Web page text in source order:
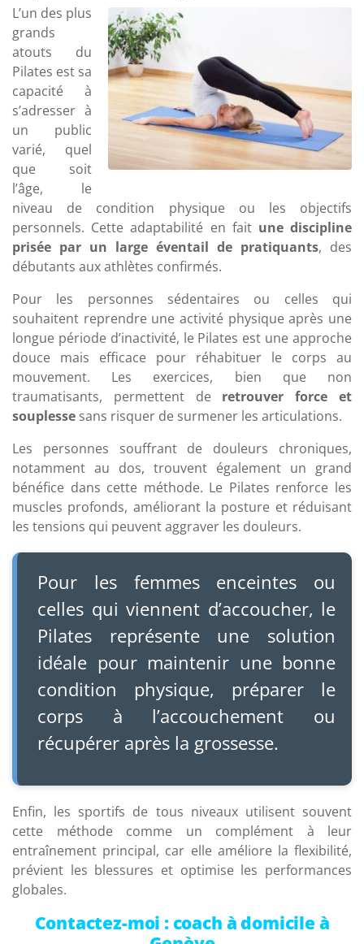
L’un des plus
grands
atouts du
Pilates est sa
capacité à
s’adresser à
un public
varié, quel
que soit
l’âge, le
niveau de condition physique ou les objectifs
personnels. Cette adaptabilité en fait une discipline
prisée par un large éventail de pratiquants, des
débutants aux athlètes confirmés.
Pour les personnes sédentaires ou celles qui
souhaitent reprendre une activité physique après une
longue période d’inactivité, le Pilates est une approche
douce mais efficace pour réhabituer le corps au
mouvement. Les exercices, bien que non
traumatisants, permettent de retrouver force et
souplesse sans risquer de surmener les articulations.
Les personnes souffrant de douleurs chroniques,
notamment au dos, trouvent également un grand
bénéfice dans cette méthode. Le Pilates renforce les
muscles profonds, améliorant la posture et réduisant
les tensions qui peuvent aggraver les douleurs.
Pour les femmes enceintes ou
celles qui viennent d’accoucher, le
Pilates représente une solution
idéale pour maintenir une bonne
condition physique, préparer le
corps à l’accouchement ou
récupérer après la grossesse.
Enfin, les sportifs de tous niveaux utilisent souvent
cette méthode comme un complément à leur
entraînement principal, car elle améliore la flexibilité,
prévient les blessures et optimise les performances
globales.
Contactez-moi : coach à domicile à